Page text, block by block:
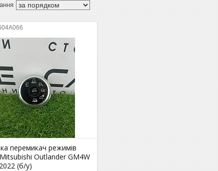
перемикач режимів
Outlander GM4W
(б/у)